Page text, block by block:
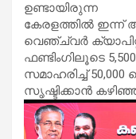
ഉണ്ടായിരുന്ന
കേരളത്തിൽ ഇന്ന്
വെഞ്ച്വർ
ഫണ്ടിംഗിലൂടെ
സമാഹരിച്ച്
സൃഷ്ടിക്കാൻ